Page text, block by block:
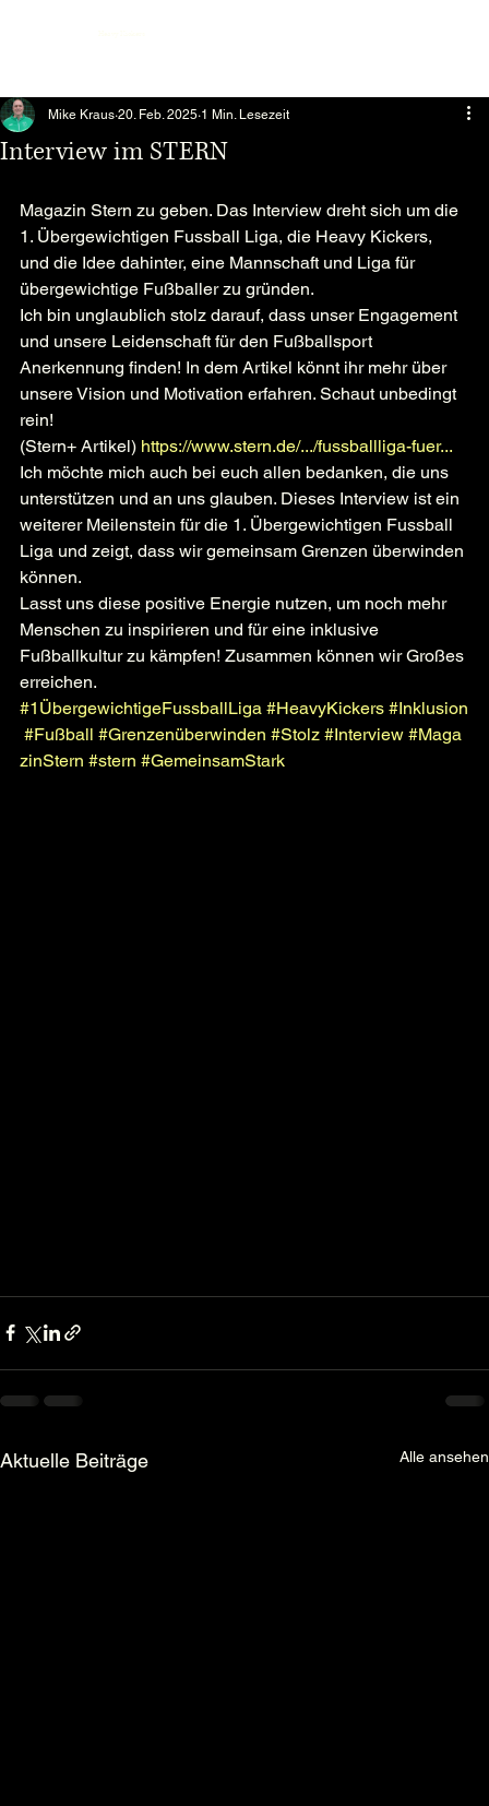
Interview im STERN
Mike Kraus 20. Feb. 2025 1 Min. Lesezeit
Magazin Stern zu geben. Das Interview dreht sich um die
1. Übergewichtigen Fussball Liga, die Heavy Kickers,
und die Idee dahinter, eine Mannschaft und Liga für
übergewichtige Fußballer zu gründen.
Ich bin unglaublich stolz darauf, dass unser Engagement
und unsere Leidenschaft für den Fußballsport
Anerkennung finden! In dem Artikel könnt ihr mehr über
unsere Vision und Motivation erfahren. Schaut unbedingt
rein!
(Stern+ Artikel) https://www.stern.de/.../fussballliga-fuer...
Ich möchte mich auch bei euch allen bedanken, die uns
unterstützen und an uns glauben. Dieses Interview ist ein
weiterer Meilenstein für die 1. Übergewichtigen Fussball
Liga und zeigt, dass wir gemeinsam Grenzen überwinden
können.
Lasst uns diese positive Energie nutzen, um noch mehr
Menschen zu inspirieren und für eine inklusive
Fußballkultur zu kämpfen! Zusammen können wir Großes
erreichen.
#1ÜbergewichtigeFussballLiga #HeavyKickers #Inklusion
#Fußball #Grenzenüberwinden #Stolz #Interview #Maga
zinStern #stern #GemeinsamStark
Aktuelle Beiträge Alle ansehen